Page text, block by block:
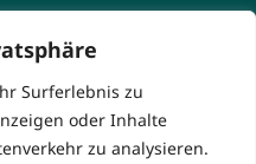
Surferlebnis zu
oder Inhalte
zu analysieren.